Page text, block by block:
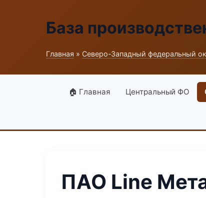
База
Главная » Северо-Западный федеральный
🏠 Главная Центральный ФО
ПАО Line